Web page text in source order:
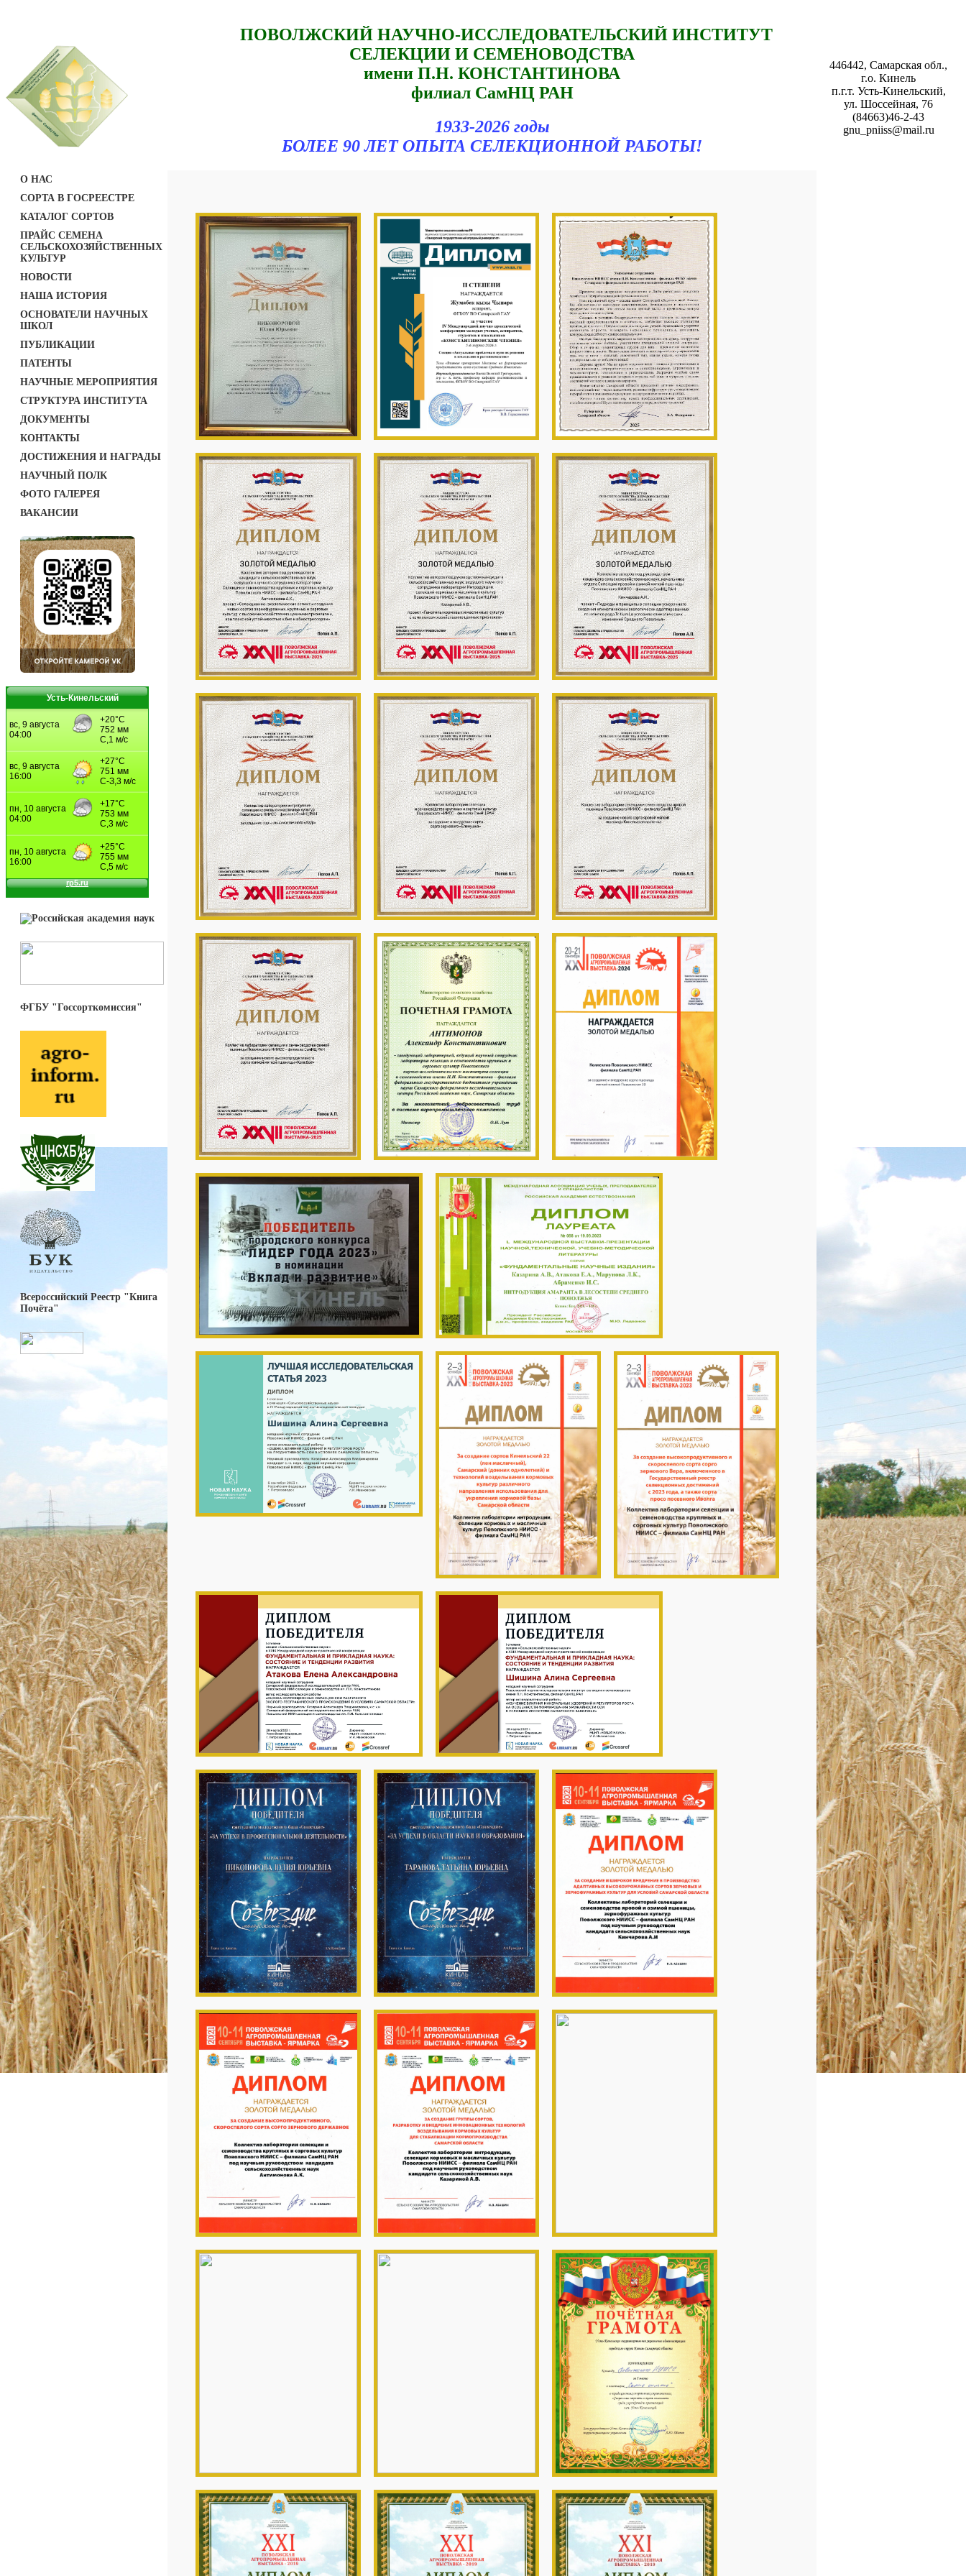
ПОВОЛЖСКИЙ НАУЧНО-ИССЛЕДОВАТЕЛЬСКИЙ ИНСТИТУТ
СЕЛЕКЦИИ И СЕМЕНОВОДСТВА
имени П.Н. КОНСТАНТИНОВА
филиал СамНЦ РАН
1933-2026 годы
БОЛЕЕ 90 ЛЕТ ОПЫТА СЕЛЕКЦИОННОЙ РАБОТЫ!
446442, Самарская обл.,
г.о. Кинель
п.г.т. Усть-Кинельский,
ул. Шоссейная, 76
(84663)46-2-43
gnu_pniiss@mail.ru
О НАС
СОРТА В ГОСРЕЕСТРЕ
КАТАЛОГ СОРТОВ
ПРАЙС СЕМЕНА
СЕЛЬСКОХОЗЯЙСТВЕННЫХ
КУЛЬТУР
НОВОСТИ
НАША ИСТОРИЯ
ОСНОВАТЕЛИ НАУЧНЫХ
ШКОЛ
ПУБЛИКАЦИИ
ПАТЕНТЫ
НАУЧНЫЕ МЕРОПРИЯТИЯ
СТРУКТУРА ИНСТИТУТА
ДОКУМЕНТЫ
КОНТАКТЫ
ДОСТИЖЕНИЯ И НАГРАДЫ
НАУЧНЫЙ ПОЛК
ФОТО ГАЛЕРЕЯ
ВАКАНСИИ
Усть-Кинельский
ФГБУ "Госсорткомиссия"
Всероссийский Реестр "Книга
Почёта"